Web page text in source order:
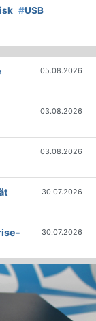
#USB
05.08.2026
03.08.2026
03.08.2026
30.07.2026
30.07.2026